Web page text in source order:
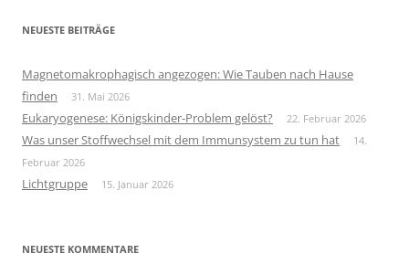
NEUESTE BEITRÄGE
Magnetomakrophagisch angezogen: Wie Tauben nach Hause
finden
31. Mai 2026
Eukaryogenese: Königskinder-Problem gelöst? 22. Februar 2026
Was unser Stoffwechsel mit dem Immunsystem zu tun hat
14.
Februar 2026
Lichtgruppe 15. Januar 2026
NEUESTE KOMMENTARE